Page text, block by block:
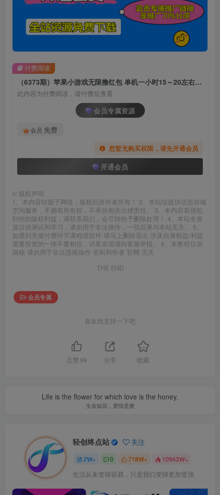
（6373期）苹果小游戏无限撸红包 单机一小时15～20左右 全程不用看广告！
此内容为付费阅读，请付费后查看
会员专属资源
会员 免费
您暂无购买权限，请先开通会员
开通会员
付费阅读
© 版权声明
1、本内容转载于网络，版权归原作者所有！ 2、本站仅提供信息存储
空间服务，不拥有所有权，不承担相关法律责任。 3、本内容若侵犯
到你的版权利益，请联系我们，会尽快给予删除处理！ 4、本站全资
源仅供测试和学习，请勿用于非法操作，一切后果与本站无关。 5、
如遇到充值付费环节课程或软件 请马上删除退出 涉及自身权益/利益
需要投资的一律不要相信，访客发现请向客服举报。 6、本教程仅供
揭秘 请勿用于非法违规操作 否则和作者 官网 无关
THE END
会员专属
喜欢就支持一下吧
点赞 99 分享 收藏
Life is the flower for which love is the honey.
生命如花，爱情是蜜
轻创终点站 关注
2W+ 0 718W+ 10943W+
生活从未变得容易，只是我们变得更加坚强